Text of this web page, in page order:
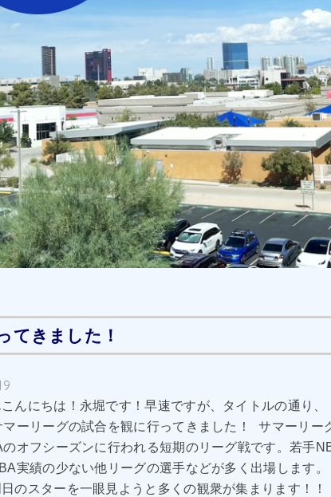
てきました！
んにちは！永堀です！早速ですが、タイトルの通り、
マーリーグの試合を観に行ってきました！ サマーリー
のオフシーズンに行われる短期のリーグ戦です。若手
実績の少ない他リーグの選手などが多く出場します
のスターを一眼見ようと多くの観衆が集まります！！